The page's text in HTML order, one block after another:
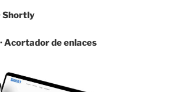
Shortly
Acortador de enlaces